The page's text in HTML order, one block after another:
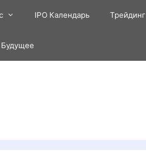
IPO Календарь Трейдинг
Будущее